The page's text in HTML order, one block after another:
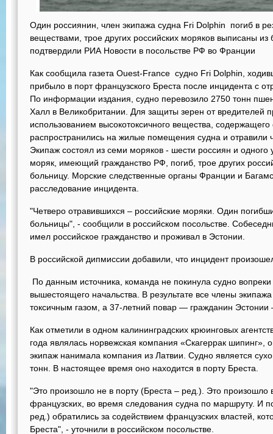
Один россиянин, член экипажа судна Fri Dolphin погиб в
веществами, трое других российских моряков выписаны
подтвердили РИА Новости в посольстве РФ во Франции
Как сообщила газета Ouest-France судно Fri Dolphin,
прибыло в порт французского Бреста после инцидента с
По информации издания, судно перевозило 2750 тонн
Халл в Великобритании. Для защиты зерен от вредителей
использованием высокотоксичного вещества,
распространились на жилые помещения судна и отравили
Экипаж состоял из семи моряков - шести россиян и одного
моряк, имеющий гражданство РФ, погиб, трое других
больницу. Морские следственные органы Франции и
расследование инцидента.
"Четверо отравившихся – российские моряки. Один
больницы", - сообщили в российском посольстве.
имел российское гражданство и проживал в Эстонии.
В российской дипмиссии добавили, что инцидент
По данным источника, команда не покинула судно
вышестоящего начальства. В результате все члены
токсичным газом, а 37-летний повар — гражданин Эстонии
Как отметили в одном калининградских крюинговых
года являлась норвежская компания «Скагеррак
экипаж нанимала компания из Латвии. Судно является
тонн. В настоящее время оно находится в порту Бреста.
"Это произошло не в порту (Бреста – ред.). Это
французских, во время следования судна по маршруту. И
ред.) обратились за содействием французских властей,
Бреста", - уточнили в российском посольстве.